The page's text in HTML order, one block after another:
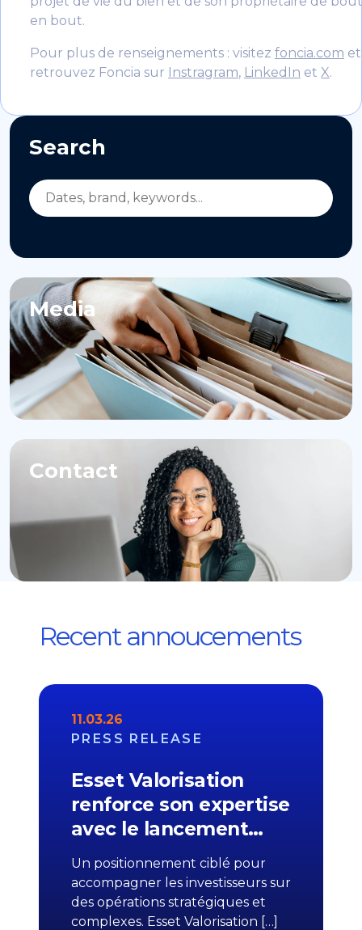
en bout.
Pour plus de renseignements : visitez foncia.com et
retrouvez Foncia sur Instragram, LinkedIn et X.
Search
Media
Contact
Recent annoucements
11.03.26
PRESS RELEASE
Esset Valorisation
renforce son expertise
avec le lancement…
Un positionnement ciblé pour
accompagner les investisseurs sur
des opérations stratégiques et
complexes. Esset Valorisation […]